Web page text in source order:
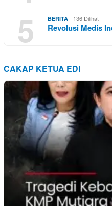
5 BERITA 136 Dilihat
Revolusi Medis
CAKAP KETUA EDI